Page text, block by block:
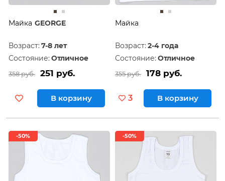
Майка GEORGE
Возраст: 7-8 лет
Состояние: Отличное
358 руб. 251 руб.
В корзину
Майка
Возраст: 2-4 года
Состояние: Отличное
355 руб. 178 руб.
3 В корзину
-50% -50%